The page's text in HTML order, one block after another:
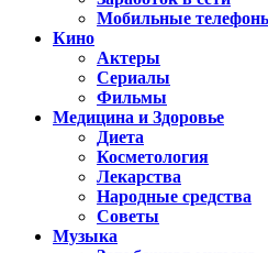
Мобильные
Кино
Актеры
Сериалы
Фильмы
Медицина и Здоровье
Диета
Косметология
Лекарства
Народные средства
Советы
Музыка